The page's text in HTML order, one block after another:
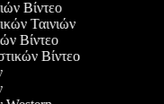
Βίντεο
Ταινιών
Βίντεο
Βίντεο